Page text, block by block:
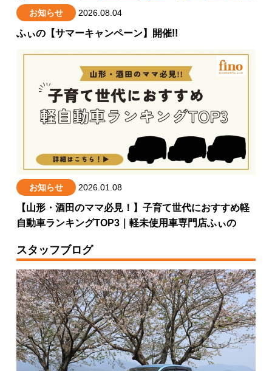
お知らせ 2026.08.04
ふぃの【サマーキャンペーン】開催!!
お知らせ 2026.01.08
【山形・酒田のママ必見！】子育て世代におすすめ軽
自動車ランキングTOP3｜軽未使用車専門店ふぃの
スタッフブログ